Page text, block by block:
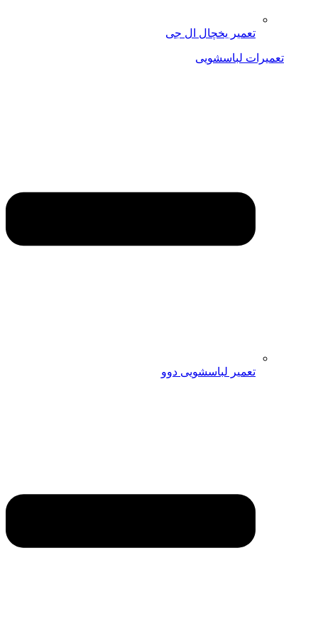
تعمیر یخچال ال جی
تعمیرات لباسشویی
تعمیر لباسشویی دوو